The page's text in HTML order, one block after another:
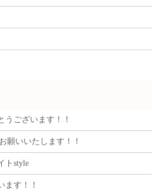
ございます！！
願いいたします！！
トstyle
ます！！